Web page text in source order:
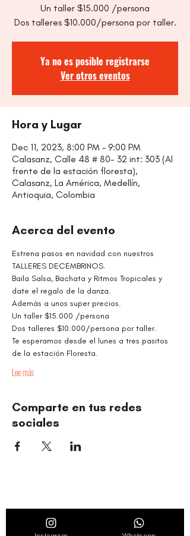
Un taller $15.000 /persona
Dos talleres $10.000/persona por taller.
Ya no es posible registrarse
Ver otros eventos
Hora y Lugar
Dec 11, 2023, 8:00 PM – 9:00 PM
Calasanz, Calle 48 # 80- 32 int: 303 (Al
frente de la estación floresta),
Calasanz, La América, Medellín,
Antioquia, Colombia
Acerca del evento
Estrena pasos en navidad con nuestros
TALLERES DECEMBRINOS.
Baila Salsa, Bachata y Ritmos Tropicales y
date el regalo de la danza.
Además a unos super precios.
Un taller $15.000 /persona
Dos talleres $10.000/persona por taller.
Te esperamos desde el lunes a tres pasitos
de la estación Floresta.
Lee más
Comparte en tus redes
sociales
Find out about news, news and promotions
by subscribing to our weekly newsletter